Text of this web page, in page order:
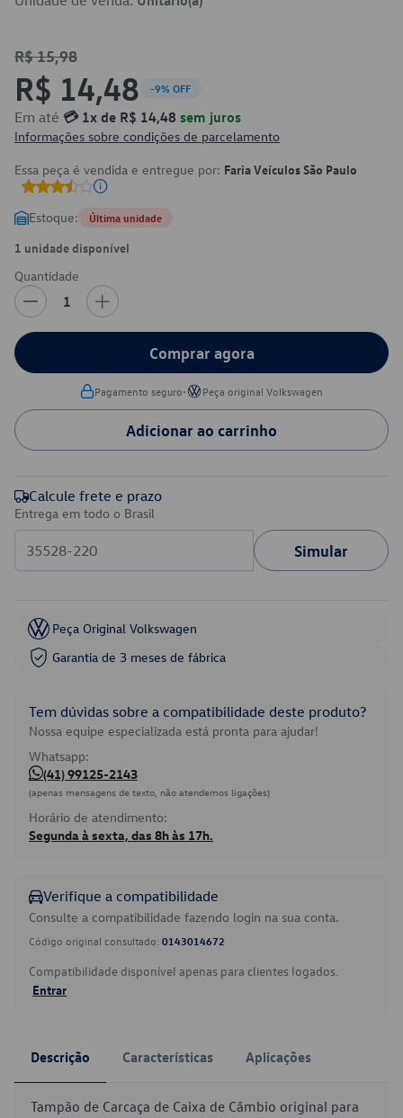
R$ 15,98
R$ 14,48 -9% OFF
Em até 💳 1x de R$ 14,48 sem juros
Informações sobre condições de parcelamento
Essa peça é vendida e entregue por: Faria Veículos São Paulo
Estoque: Última unidade
1 unidade disponível
Quantidade
1
Comprar agora
Pagamento seguro• Peça original Volkswagen
Adicionar ao carrinho
Calcule frete e prazo
Entrega em todo o Brasil
Simular
Peça Original Volkswagen
Garantia de 3 meses de fábrica
Tem dúvidas sobre a compatibilidade deste produto?
Nossa equipe especializada está pronta para ajudar!
Whatsapp:
(41) 99125-2143
(apenas mensagens de texto, não atendemos ligações)
Horário de atendimento:
Segunda à sexta, das 8h às 17h.
Verifique a compatibilidade
Consulte a compatibilidade fazendo login na sua conta.
Código original consultado: 0143014672
Compatibilidade disponível apenas para clientes logados.
Entrar
Descrição Características Aplicações
Tampão de Carcaça de Caixa de Câmbio original para